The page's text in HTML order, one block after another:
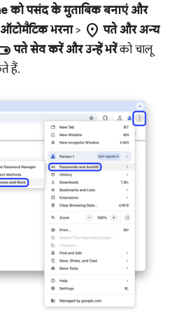
को पसंद के मुताबिक बनाएं और
भरना> location_on पते और अन्य
पते सेव करें और उन्हें भरेंको चालू
हैं.